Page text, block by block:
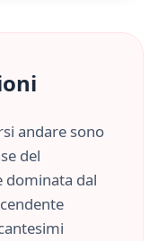
andare sono
del
dominata dal